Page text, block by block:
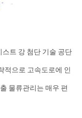
트 강 첨단 기술 공단
적으로 고속도로에 인
물류관리는 매우 편